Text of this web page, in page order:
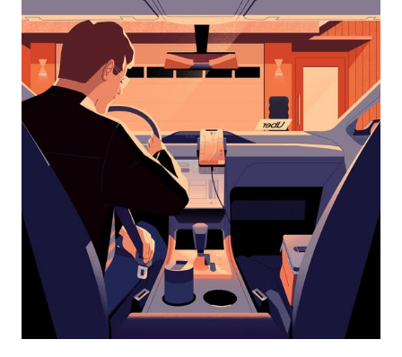
calendario
seleccionar
una
fecha.
Pulsa
el
botón
escape
el
calendario.